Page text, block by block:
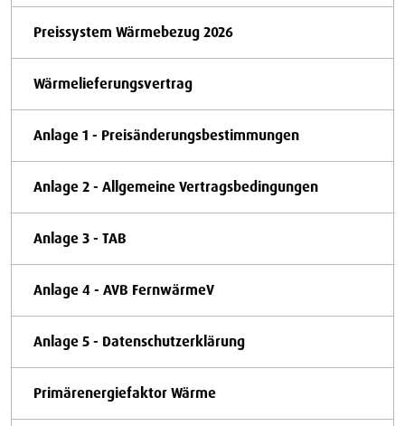
Preissystem Wärmebezug 2026
Wärmelieferungsvertrag
Anlage 1 - Preisänderungsbestimmungen
Anlage 2 - Allgemeine Vertragsbedingungen
Anlage 3 - TAB
Anlage 4 - AVB FernwärmeV
Anlage 5 - Datenschutzerklärung
Primärenergiefaktor Wärme